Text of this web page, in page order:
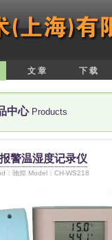
文 章 下 载
中心 Products
警温湿度记录仪
：驰煌 Model：CH-WS218